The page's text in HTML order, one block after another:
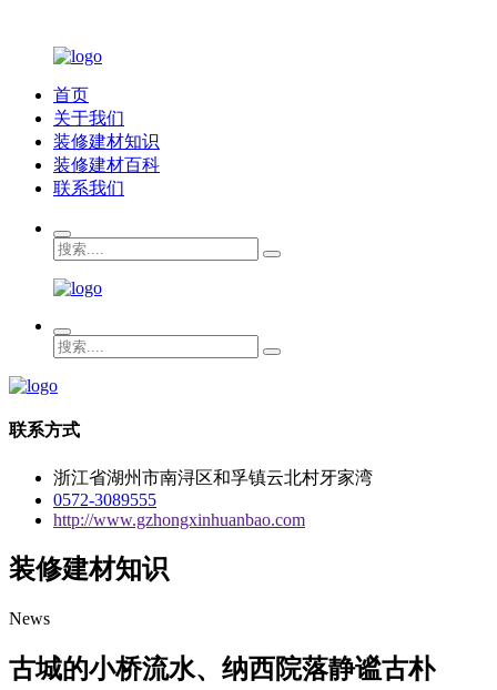
首页
关于我们
装修建材知识
装修建材百科
联系我们
联系方式
浙江省湖州市南浔区和孚镇云北村牙家湾
0572-3089555
http://www.gzhongxinhuanbao.com
装修建材知识
News
古城的小桥流水、纳西院落静谧古朴